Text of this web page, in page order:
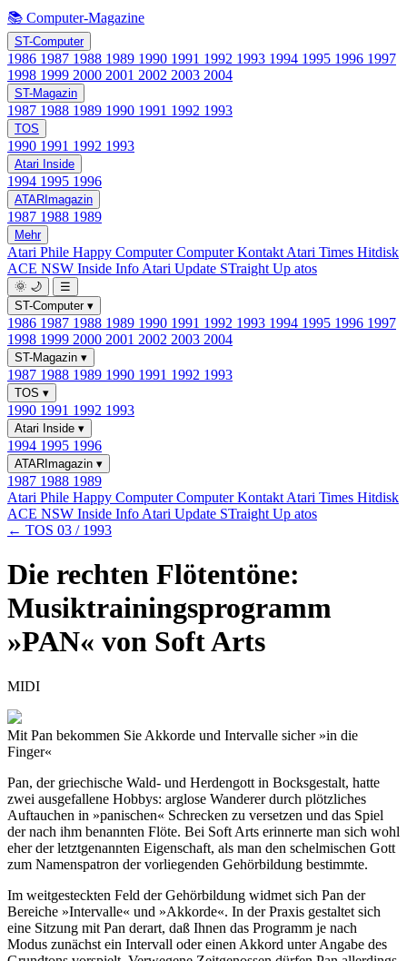
📚 Computer-Magazine
ST-Computer
1986 1987 1988 1989 1990 1991 1992 1993 1994 1995 1996 1997
1998 1999 2000 2001 2002 2003 2004
ST-Magazin
1987 1988 1989 1990 1991 1992 1993
TOS
1990 1991 1992 1993
Atari Inside
1994 1995 1996
ATARImagazin
1987 1988 1989
Mehr
Atari Phile Happy ComputerComputer Kontakt Atari Times Hitdisk
ACE NSW Inside Info Atari Update STraight Up atos
🌞 🌙
☰
ST-Computer ▾
1986 1987 1988 1989 1990 1991 1992 1993 1994 1995 1996 1997
1998 1999 2000 2001 2002 2003 2004
ST-Magazin ▾
1987 1988 1989 1990 1991 1992 1993
TOS ▾
1990 1991 1992 1993
Atari Inside ▾
1994 1995 1996
ATARImagazin ▾
1987 1988 1989
Atari Phile Happy ComputerComputer Kontakt Atari Times Hitdisk
ACE NSW Inside Info Atari Update STraight Up atos
← TOS 03 / 1993
Die rechten Flötentöne:
Musiktrainingsprogramm
»PAN« von Soft Arts
MIDI
Mit Pan bekommen Sie Akkorde und Intervalle sicher »in die
Finger«
Pan, der griechische Wald- und Herdengott in Bocksgestalt, hatte
zwei ausgefallene Hobbys: arglose Wanderer durch plötzliches
Auftauchen in »panischen« Schrecken zu versetzen und das Spiel
der nach ihm benannten Flöte. Bei Soft Arts erinnerte man sich wohl
eher der letztgenannten Eigenschaft, als man den schelmischen Gott
zum Namenspatron der vorliegenden Gehörbildung bestimmte.
Im weitgesteckten Feld der Gehörbildung widmet sich Pan der
Bereiche »Intervalle« und »Akkorde«. In der Praxis gestaltet sich
eine Sitzung mit Pan derart, daß Ihnen das Programm je nach
Modus zunächst ein Intervall oder einen Akkord unter Angabe des